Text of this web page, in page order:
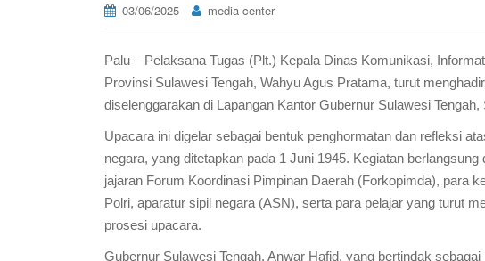
03/06/2025 media center
Palu – Pelaksana Tugas (Plt.) Kepala Dinas Komunikasi,
Provinsi Sulawesi Tengah, Wahyu Agus Pratama, turut
diselenggarakan di Lapangan Kantor Gubernur Sulawesi Tengah,
Upacara ini digelar sebagai bentuk penghormatan dan refleksi
negara, yang ditetapkan pada 1 Juni 1945. Kegiatan
jajaran Forum Koordinasi Pimpinan Daerah (Forkopimda), para
Polri, aparatur sipil negara (ASN), serta para pelajar yang turut
prosesi upacara.
Gubernur Sulawesi Tengah, Anwar Hafid, yang bertindak